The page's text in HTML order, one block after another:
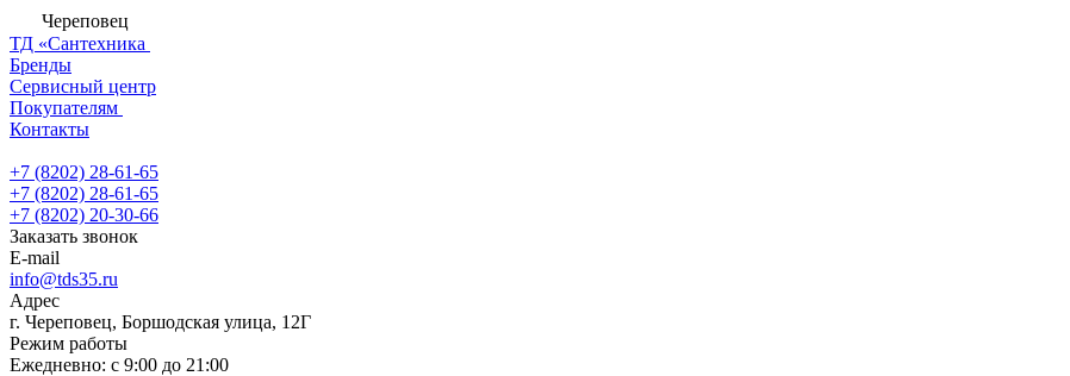
Череповец
ТД «Сантехника
Бренды
Сервисный центр
Покупателям
Контакты
+7 (8202) 28‑61-65
+7 (8202) 28‑61-65
+7 (8202) 20‑30-66
Заказать звонок
E-mail
info@tds35.ru
Адрес
г. Череповец, Боршодская улица, 12Г
Режим работы
Ежедневно: с 9:00 до 21:00